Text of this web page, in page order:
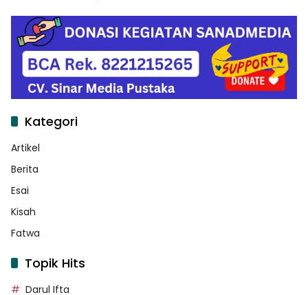
Kategori
Artikel
Berita
Esai
Kisah
Fatwa
Topik Hits
Darul Ifta